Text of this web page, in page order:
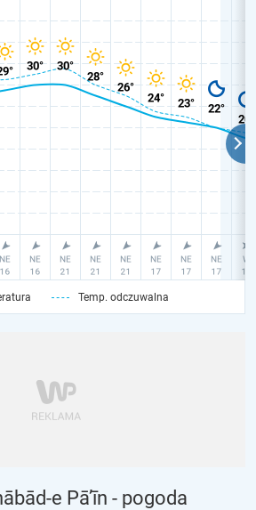
Temp. odczuwalna
e Pā’īn - pogoda